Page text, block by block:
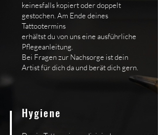
keinesfalls kopiert oder doppelt
gestochen. Am Ende deines
Tattootermins
erhältst du von uns eine ausführliche
Pflegeanleitung.
Bei Fragen zur Nachsorge ist dein
Artist für dich da und berät dich gern.
Hygiene